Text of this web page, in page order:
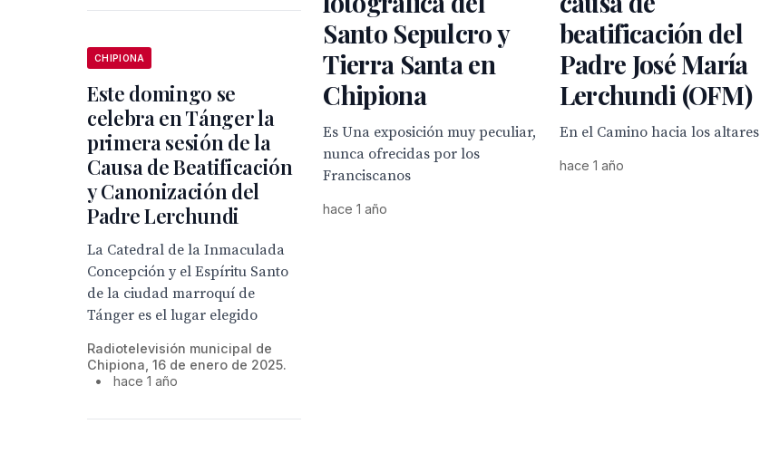
Santo Sepulcro y
Tierra Santa en
Chipiona
Es Una exposición muy peculiar,
nunca ofrecidas por los
Franciscanos
hace 1 año
beatificación del
Padre José María
Lerchundi (OFM)
En el Camino hacia los altares
hace 1 año
CHIPIONA
Este domingo se
celebra en Tánger la
primera sesión de la
Causa de Beatificación
y Canonización del
Padre Lerchundi
La Catedral de la Inmaculada
Concepción y el Espíritu Santo
de la ciudad marroquí de
Tánger es el lugar elegido
Radiotelevisión municipal de
Chipiona, 16 de enero de 2025.
•
hace 1 año